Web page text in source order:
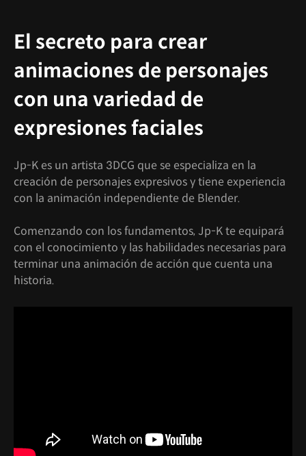
El secreto para crear
animaciones de personajes
con una variedad de
expresiones faciales
Jp-K es un artista 3DCG que se especializa en la
creación de personajes expresivos y tiene experiencia
con la animación independiente de Blender.
Comenzando con los fundamentos, Jp-K te equipará
con el conocimiento y las habilidades necesarias para
terminar una animación de acción que cuenta una
historia.